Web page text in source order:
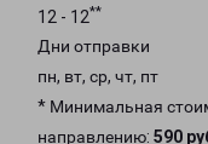
12 - 12**
Дни отправки
пн, вт, ср, чт, пт
* Минимальная
направлению: 590